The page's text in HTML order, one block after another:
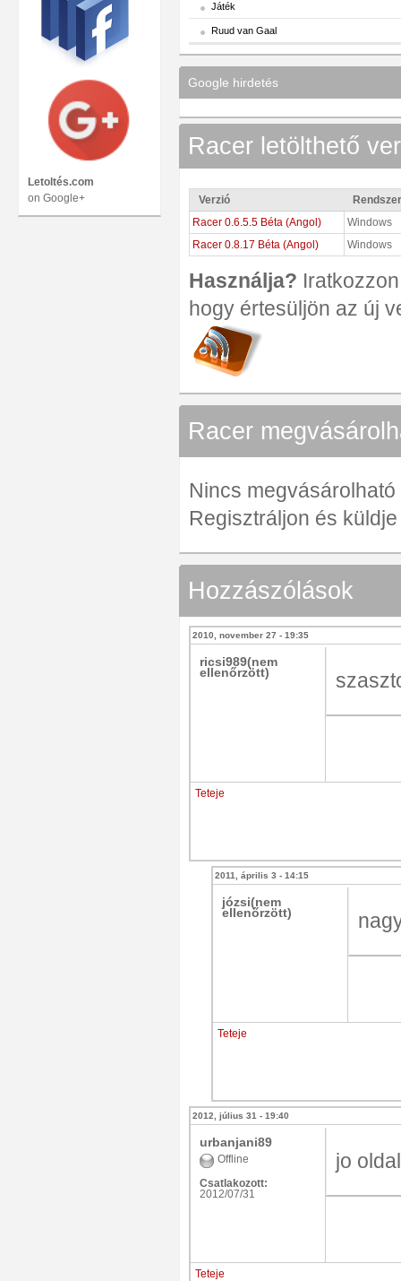
Letoltés.com
on Google+
Játék
Ruud van Gaal
Google hirdetés
Racer letölthető
Verzió
Rendszer
Racer 0.6.5.5 Béta (Angol)
Windows
Racer 0.8.17 Béta (Angol)
Windows
Használja?
hogy értesüljön az új
Racer
Nincs
Regisztráljon és
Hozzászólások
2010, november 27 - 19:35
ricsi989(nem
ellenőrzött)
Teteje
2011, április 3 - 14:15
józsi(nem
ellenőrzött)
Teteje
2012, július 31 - 19:40
urbanjani89
Offline
Csatlakozott:
2012/07/31
jo oldal
Teteje